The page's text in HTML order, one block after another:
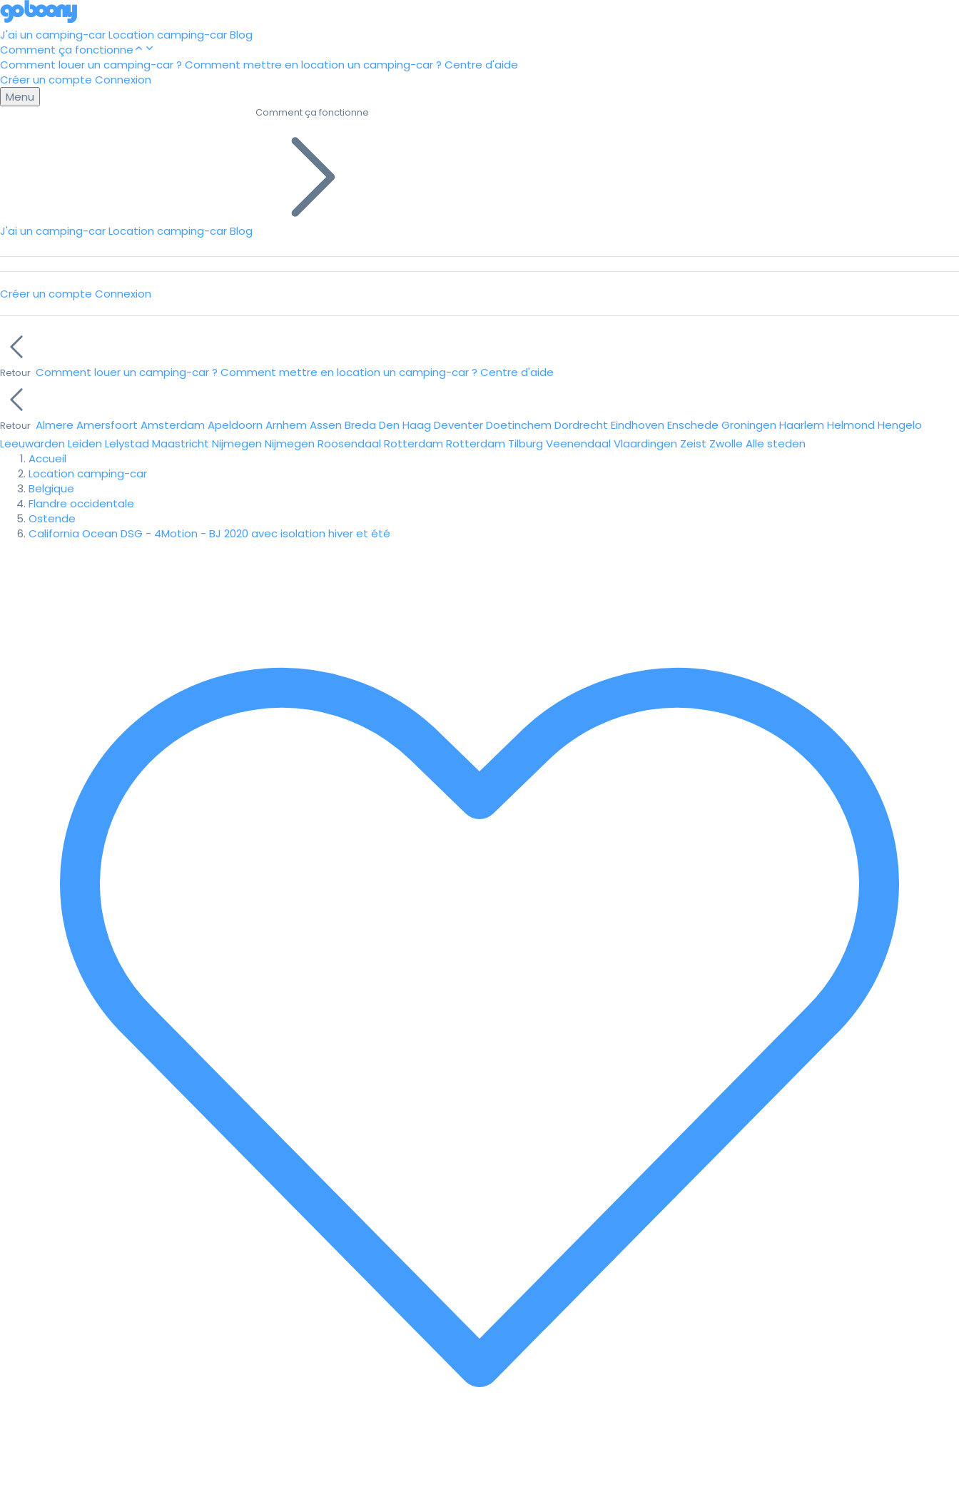
J'ai un camping-carLocation camping-carBlog
Comment ça fonctionne
Comment louer un camping-car ? Comment mettre en location un camping-car ? Centre d'aide
Créer un compte Connexion
Menu
J'ai un camping-carLocation camping-carBlog
Comment ça fonctionne
Créer un compte Connexion
Retour Comment louer un camping-car ? Comment mettre en location un camping-car ? Centre d'aide
Retour Almere Amersfoort Amsterdam Apeldoorn Arnhem Assen Breda Den Haag DeventerDoetinchem Dordrecht Eindhoven Enschede Groningen Haarlem Helmond Hengelo
Leeuwarden Leiden Lelystad Maastricht Nijmegen Nijmegen Roosendaal Rotterdam Rotterdam Tilburg Veenendaal Vlaardingen Zeist Zwolle Alle steden
Accueil
Location camping-car
Belgique
Flandre occidentale
Ostende
California Ocean DSG - 4Motion - BJ 2020 avec isolation hiver et été